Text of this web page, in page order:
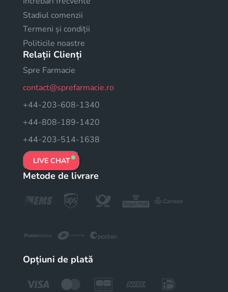
Stadiul comenzii
Termeni și condiții
Politicile noastre
Relații Clienți
Spre Farmacie
contact@sprefarmacie.ro
+44-203-608-1340
+44-808-189-1420
+44-203-514-1638
LIVE CHAT
Metode de livrare
Opțiuni de plată